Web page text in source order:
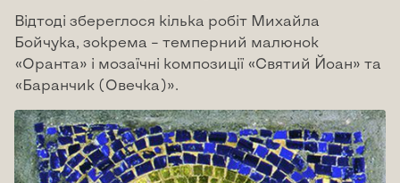
Відтоді збереглося кілька робіт Михайла
Бойчука, зокрема – темперний малюнок
«Оранта» і мозаїчні композиції «Святий Йоан» та
«Баранчик (Овечка)».